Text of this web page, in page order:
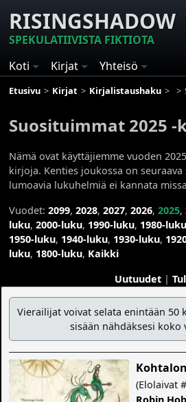
RISINGSHADOW
SPEKULATIIVISTA FIKTIOTA
Koti
Kirjat Yhteisö
Etusivu Kirjat Kirjalistaushaku
Suosituimmat 2025
Nämä ovat käyttäjiemme vuoden
kirjoja. Kenties joukossa on
lumoavia lukuhelmiä ei kannata
Vuodet:2099,2028,2027,2026,2025,
luku,2000-luku, 1990-luku, 1980-luku
1950-luku, 1940-luku, 1930-luku,
luku, 1800-luku, Kaikki
Uutuudet|
Vierailijat voivat selata enintään 50
sisään nähdäksesi koko
(Elolaivat
Robin